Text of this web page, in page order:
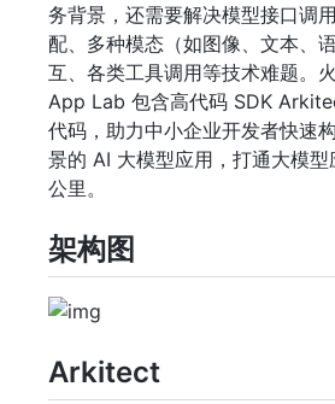
务背景，还需要解决模型接口调
配、多种模态（如图像、文本、
互、各类工具调用等技术难题。
App Lab 包含高代码 SDK
代码，助力中小企业开发者快速
景的 AI 大模型应用，打通大模
公里。
架构图
Arkitect